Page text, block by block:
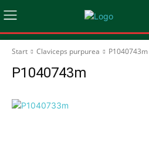
Start Claviceps purpurea P1040743m
P1040743m